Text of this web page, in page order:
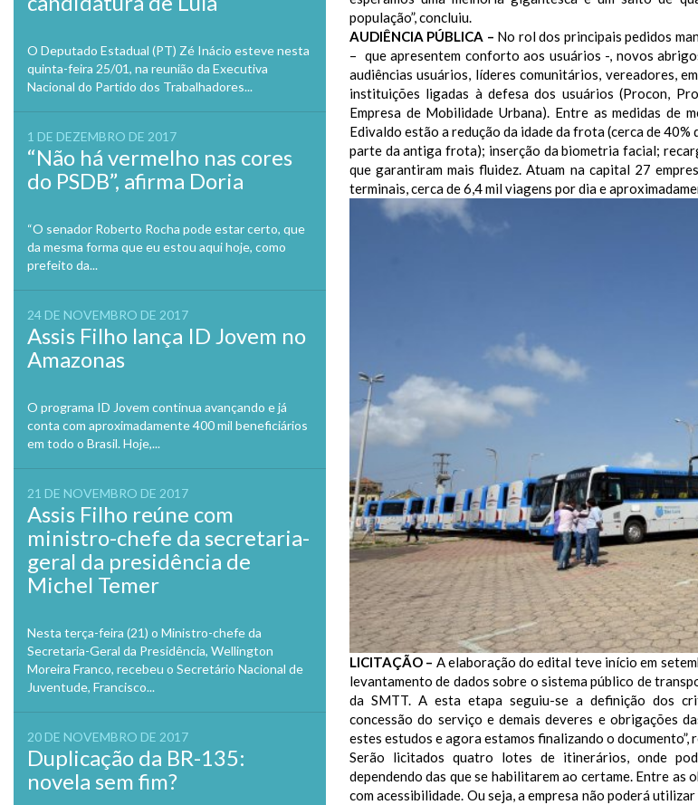
O Deputado Estadual (PT) Zé Inácio esteve nesta
quinta-feira 25/01, na reunião da Executiva
Nacional do Partido dos Trabalhadores...
1 DE DEZEMBRO DE 2017
“Não há vermelho nas cores
do PSDB”, afirma Doria
“O senador Roberto Rocha pode estar certo, que
da mesma forma que eu estou aqui hoje, como
prefeito da...
24 DE NOVEMBRO DE 2017
Assis Filho lança ID Jovem no
Amazonas
O programa ID Jovem continua avançando e já
conta com aproximadamente 400 mil beneficiários
em todo o Brasil. Hoje,...
21 DE NOVEMBRO DE 2017
Assis Filho reúne com
ministro-chefe da secretaria-
geral da presidência de
Michel Temer
Nesta terça-feira (21) o Ministro-chefe da
Secretaria-Geral da Presidência, Wellington
Moreira Franco, recebeu o Secretário Nacional de
Juventude, Francisco...
20 DE NOVEMBRO DE 2017
Duplicação da BR-135:
novela sem fim?
população”, concluiu.
AUDIÊNCIA PÚBLICA – No rol dos principais pedidos
– que apresentem conforto aos usuários -, novos
audiências usuários, líderes comunitários, vereadores,
instituições ligadas à defesa dos usuários (Procon,
Empresa de Mobilidade Urbana). Entre as medidas de
Edivaldo estão a redução da idade da frota (cerca de
parte da antiga frota); inserção da biometria facial;
que garantiram mais fluidez. Atuam na capital 27
terminais, cerca de 6,4 mil viagens por dia e
LICITAÇÃO – A elaboração do edital teve início em
levantamento de dados sobre o sistema público de
da SMTT. A esta etapa seguiu-se a definição dos
concessão do serviço e demais deveres e obrigações
estes estudos e agora estamos finalizando o
Serão licitados quatro lotes de itinerários, onde
dependendo das que se habilitarem ao certame. Entre
com acessibilidade. Ou seja, a empresa não poderá